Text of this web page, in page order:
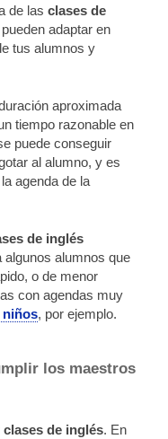
de las clases de
adaptar en
tus alumnos y
aproximada
tiempo razonable en
puede conseguir
al alumno, y es
agenda de la
de inglés
alumnos que
o de menor
con agendas muy
niños, por ejemplo.
los maestros
clases de inglés. En